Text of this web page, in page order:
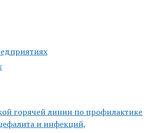
горячей линии по профилактике
и инфекций,